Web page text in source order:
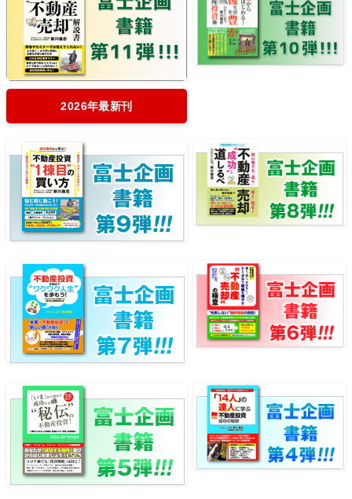
2026年最新刊